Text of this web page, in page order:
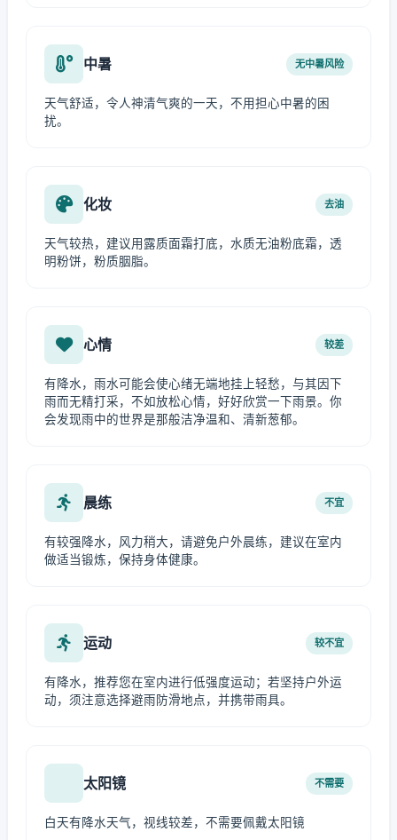
中暑 无中暑风险
天气舒适，令人神清气爽的一天，不用担心中暑的困
扰。
化妆 去油
天气较热，建议用露质面霜打底，水质无油粉底霜，透
明粉饼，粉质胭脂。
心情 较差
有降水，雨水可能会使心绪无端地挂上轻愁，与其因下
雨而无精打采，不如放松心情，好好欣赏一下雨景。你
会发现雨中的世界是那般洁净温和、清新葱郁。
晨练 不宜
有较强降水，风力稍大，请避免户外晨练，建议在室内
做适当锻炼，保持身体健康。
运动 较不宜
有降水，推荐您在室内进行低强度运动；若坚持户外运
动，须注意选择避雨防滑地点，并携带雨具。
太阳镜 不需要
白天有降水天气，视线较差，不需要佩戴太阳镜